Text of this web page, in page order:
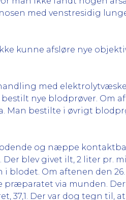
med venstresidig
kunne afsløre nye
med elektrolytvæske
nye blodprøver. Om
Man bestilte i øvrigt
og næppe
blev givet ilt, 2 liter pr.
Om aftenen den 26.
præparatet via munden.
37,1. Der var dog tegn til,